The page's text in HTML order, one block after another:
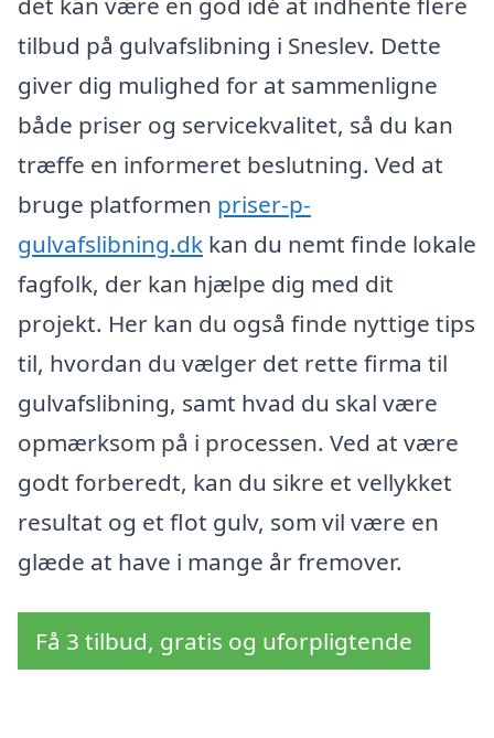
tilbud på gulvafslibning i Sneslev. Dette
giver dig mulighed for at sammenligne
både priser og servicekvalitet, så du kan
træffe en informeret beslutning. Ved at
bruge platformen priser-p-
gulvafslibning.dk kan du nemt finde lokale
fagfolk, der kan hjælpe dig med dit
projekt. Her kan du også finde nyttige tips
til, hvordan du vælger det rette firma til
gulvafslibning, samt hvad du skal være
opmærksom på i processen. Ved at være
godt forberedt, kan du sikre et vellykket
resultat og et flot gulv, som vil være en
glæde at have i mange år fremover.
Få 3 tilbud, gratis og uforpligtende